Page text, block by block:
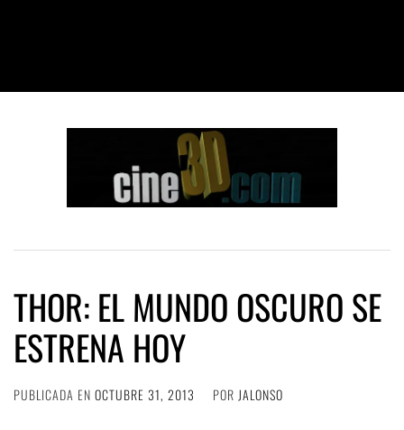
THOR: EL MUNDO OSCURO SE
ESTRENA HOY
PUBLICADA EN OCTUBRE 31, 2013 POR JALONSO